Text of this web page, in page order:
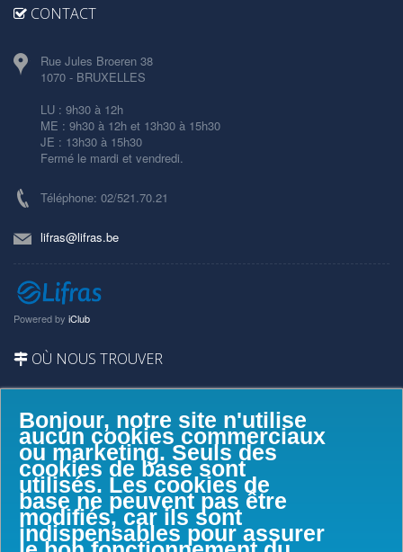
Bonjour, notre site n'utilise
aucun cookies commerciaux
ou marketing. Seuls des
cookies de base sont
utilisés. Les cookies de
base ne peuvent pas être
modifiés, car ils sont
indispensables pour assurer
CONTACT
Rue Jules Broeren 38
1070 - BRUXELLES
LU : 9h30 à 12h
ME : 9h30 à 12h et 13h30 à 15h30
JE : 13h30 à 15h30
Fermé le mardi et vendredi.
Téléphone: 02/521.70.21
lifras@lifras.be
Powered by iClub
OÙ NOUS TROUVER